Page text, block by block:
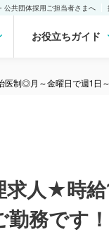
公共団体採用ご担当者さまへ
お役立ちガイド
制◎月～金曜日で週1日
求人★時
務です